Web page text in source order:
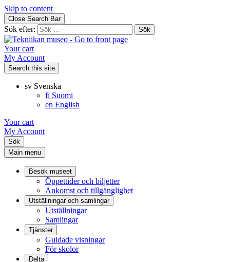
Skip to content
Close Search Bar
Sök efter:
Your cart
My Account
Search this site
sv Svenska
fi Suomi
en English
Your cart
My Account
Sök
Main menu
Besök museet
Öppettider och biljetter
Ankomst och tillgänglighet
Utställningar och samlingar
Utställningar
Samlingar
Tjänster
Guidade visningar
För skolor
Delta